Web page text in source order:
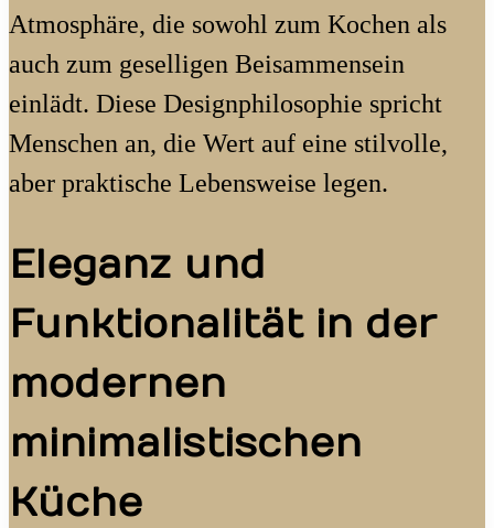
Atmosphäre, die sowohl zum Kochen als
auch zum geselligen Beisammensein
einlädt. Diese Designphilosophie spricht
Menschen an, die Wert auf eine stilvolle,
aber praktische Lebensweise legen.
Eleganz und
Funktionalität in der
modernen
minimalistischen
Küche